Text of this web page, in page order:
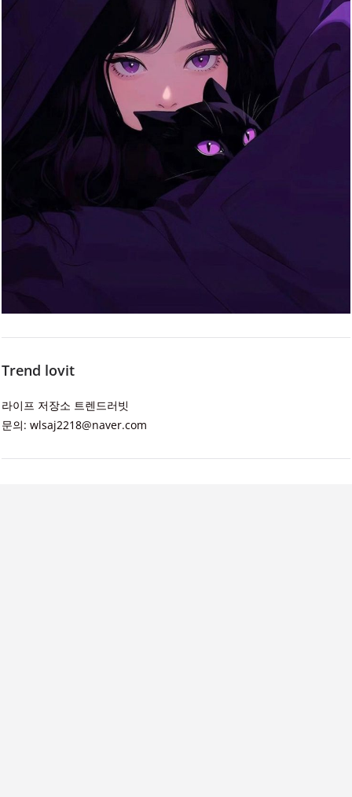
Trend lovit
라이프 저장소 트렌드러빗
문의: wlsaj2218@naver.com